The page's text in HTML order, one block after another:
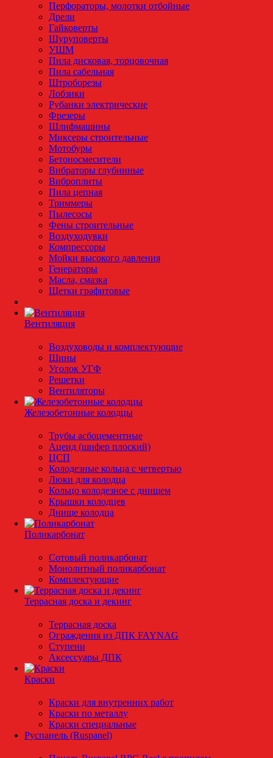
Перфораторы, молотки отбойные
Дрели
Гайковерты
Шуруповерты
УШМ
Пила дисковая, торцовочная
Пила сабельная
Штроборезы
Лобзики
Рубанки электрические
Фрезеры
Шлифмашины
Миксеры строительные
Мотобуры
Бетоносмесители
Вибраторы глубинные
Виброплиты
Пила цепная
Триммеры
Пылесосы
Фены строительные
Воздуходувки
Компрессоры
Мойки высокого давления
Генераторы
Масла, смазка
Щетки графитовые
Вентиляция
Воздуховоды и комплектующие
Шины
Уголок УГФ
Решeтки
Вентиляторы
Железобетонные колодцы
Трубы асбоцементные
Ацеид (шифер плоский)
ЦСП
Колодезные кольца с четвертью
Люки для колодца
Кольцо колодезное с днищем
Крышки колодцев
Днище колодца
Поликарбонат
Сотовый поликарбонат
Монолитный поликарбонат
Комплектующие
Террасная доска и декинг
Террасная доска
Ограждения из ДПК FAYNAG
Ступени
Аксессуары ДПК
Краски
Краски для внутренних работ
Краски по металлу
Краски специальные
Руспанель (Ruspanel)